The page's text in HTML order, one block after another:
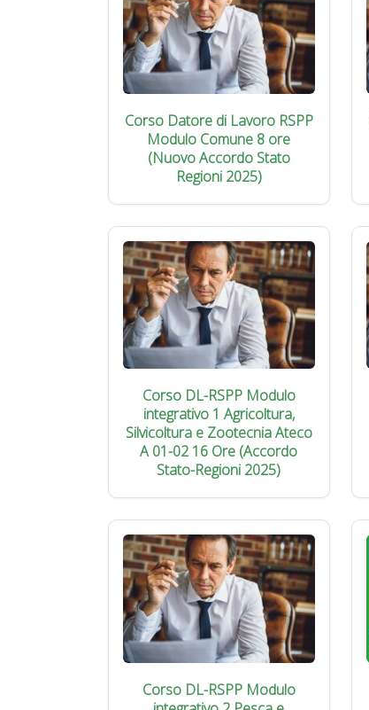
Corso Datore di Lavoro RSPP
Modulo Comune 8 ore
(Nuovo Accordo Stato
Regioni 2025)
Corso DL-RSPP Modulo
integrativo 1 Agricoltura,
Silvicoltura e Zootecnia Ateco
A 01-02 16 Ore (Accordo
Stato-Regioni 2025)
Corso DL-RSPP Modulo